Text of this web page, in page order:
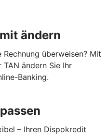
ändern
überweisen? Mit
ändern Sie Ihr
Banking.
– Ihren Dispokredit